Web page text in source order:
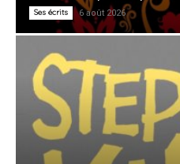
Ses écrits 6 août 2026